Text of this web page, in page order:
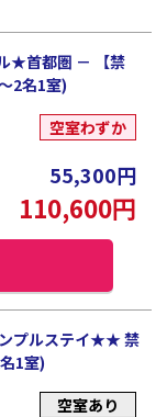
★首都圏 － 【禁
2名1室)
空室わずか
55,300円
110,600円
プルステイ★★ 禁
1室)
空室あり